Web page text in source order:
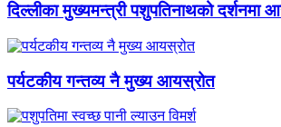
दिल्लीका मुख्यमन्त्री पशुपतिनाथको दर्शनमा
पर्यटकीय गन्तव्य नै मुख्य आयस्रोत